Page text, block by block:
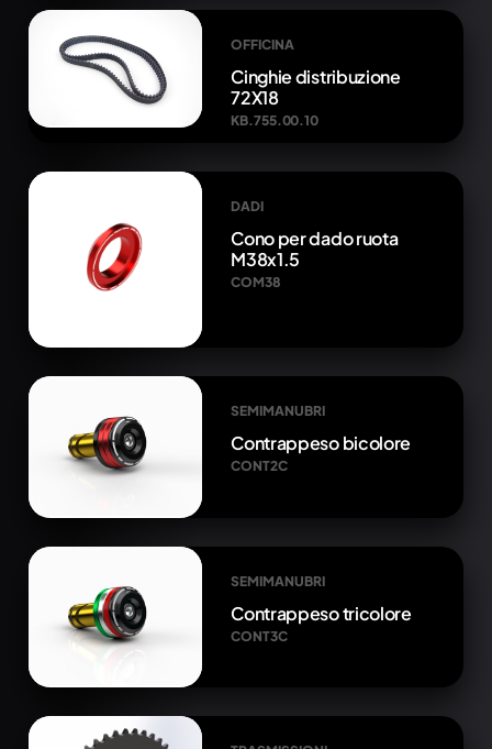
OFFICINA
Cinghie distribuzione
72X18
KB.755.00.10
DADI
Cono per dado ruota
M38x1.5
COM38
SEMIMANUBRI
Contrappeso bicolore
CONT2C
SEMIMANUBRI
Contrappeso tricolore
CONT3C